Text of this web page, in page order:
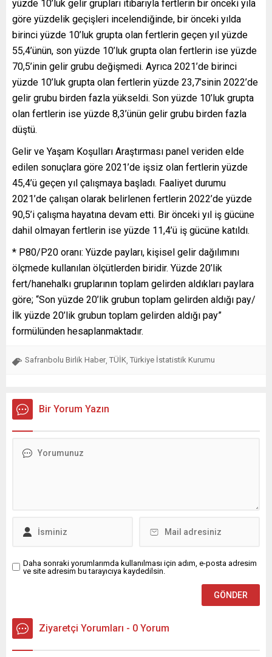
yüzde 10’luk gelir grupları itibarıyla fertlerin bir önceki yıla
göre yüzdelik geçişleri incelendiğinde, bir önceki yılda
birinci yüzde 10’luk grupta olan fertlerin geçen yıl yüzde
55,4’ünün, son yüzde 10’luk grupta olan fertlerin ise yüzde
70,5’inin gelir grubu değişmedi. Ayrıca 2021’de birinci
yüzde 10’luk grupta olan fertlerin yüzde 23,7’sinin 2022’de
gelir grubu birden fazla yükseldi. Son yüzde 10’luk grupta
olan fertlerin ise yüzde 8,3’ünün gelir grubu birden fazla
düştü.
Gelir ve Yaşam Koşulları Araştırması panel veriden elde
edilen sonuçlara göre 2021’de işsiz olan fertlerin yüzde
45,4’ü geçen yıl çalışmaya başladı. Faaliyet durumu
2021’de çalışan olarak belirlenen fertlerin 2022’de yüzde
90,5’i çalışma hayatına devam etti. Bir önceki yıl iş gücüne
dahil olmayan fertlerin ise yüzde 11,4’ü iş gücüne katıldı.
* P80/P20 oranı: Yüzde payları, kişisel gelir dağılımını
ölçmede kullanılan ölçütlerden biridir. Yüzde 20’lik
fert/hanehalkı gruplarının toplam gelirden aldıkları paylara
göre; “Son yüzde 20’lik grubun toplam gelirden aldığı pay/
İlk yüzde 20’lik grubun toplam gelirden aldığı pay”
formülünden hesaplanmaktadır.
Safranbolu Birlik Haber TÜİK Türkiye İstatistik Kurumu
Bir Yorum Yazın
Daha sonraki yorumlarımda kullanılması için adım, e-posta adresim
ve site adresim bu tarayıcıya kaydedilsin.
Ziyaretçi Yorumları - 0 Yorum